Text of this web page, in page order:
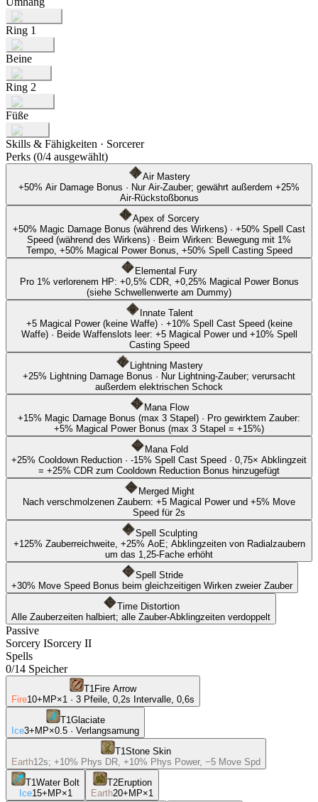
Ring 1
Beine
Ring 2
Füße
Skills & Fähigkeiten · Sorcerer
Perks (0/4 ausgewählt)
Air Mastery
+50% Air Damage Bonus · Nur Air-Zauber; gewährt außerdem +25%
Air-Rückstoßbonus
Apex of Sorcery
+50% Magic Damage Bonus (während des Wirkens) · +50% Spell Cast
Speed (während des Wirkens) · Beim Wirken: Bewegung mit 1%
Tempo, +50% Magical Power Bonus, +50% Spell Casting Speed
Elemental Fury
Pro 1% verlorenem HP: +0,5% CDR, +0,25% Magical Power Bonus
(siehe Schwellenwerte am Dummy)
Innate Talent
+5 Magical Power(keine Waffe)· +10% Spell Cast Speed (keine
Waffe)· Beide Waffenslots leer: +5 Magical Power und +10% Spell
Casting Speed
Lightning Mastery
+25% Lightning Damage Bonus · Nur Lightning-Zauber; verursacht
außerdem elektrischen Schock
Mana Flow
+15% Magic Damage Bonus (max 3 Stapel) · Pro gewirktem Zauber:
+5% Magical Power Bonus (max 3 Stapel = +15%)
Mana Fold
+25% Cooldown Reduction · -15% Spell Cast Speed · 0,75× Abklingzeit
= +25% CDR zum Cooldown Reduction Bonus hinzugefügt
Merged Might
Nach verschmolzenen Zaubern: +5 Magical Power und +5% Move
Speed für 2s
Spell Sculpting
+125% Zauberreichweite, +25% AoE; Abklingzeiten von Radialzaubern
um das 1,25-Fache erhöht
Spell Stride
+30% Move Speed Bonus beim gleichzeitigen Wirken zweier Zauber
Time Distortion
Alle Zauberzeiten halbiert; alle Zauber-Abklingzeiten verdoppelt
Passive
Sorcery ISorcery II
Spells
0/14 Speicher
T1Fire Arrow
Fire10+MP×1 · 3 Pfeile, 0,2s Intervalle, 0,6s
T1Glaciate
Ice3+MP×0.5 · Verlangsamung
T1Stone Skin
Earth12s; +10% Phys DR, +10% Phys Power, −5 Move Spd
T1Water Bolt
Ice15+MP×1
T2Eruption
Earth20+MP×1